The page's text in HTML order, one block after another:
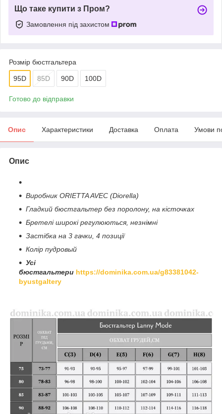
Що таке купити з Пром?
Замовлення під захистом
Розмір бюстгальтера
95D 85D 90D 100D
Готово до відправки
Опис Характеристики Доставка Оплата Умови
Опис
Виробник ORIETTA AVEC (Diorella)
Гладкий бюстгальтер без поролону, на кісточках
Бретелі широкі регулюються, незнімні
Застібка на 3 гачки, 4 позиції
Колір пудровый
Усі
бюстгальтери https://dominika.com.ua/g83381042-
byustgaltery